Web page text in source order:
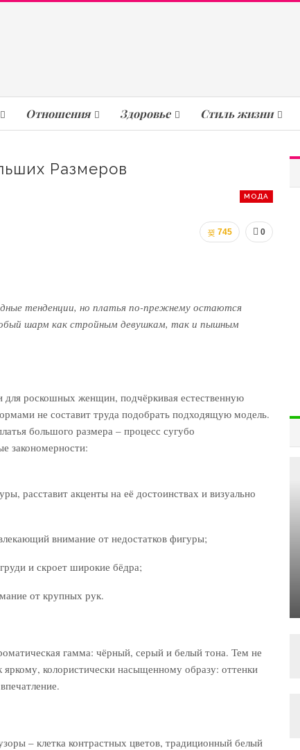
Отношения Здоровье Стиль жизни
Размеров
МОДА
0
745
тенденции, но платья по-прежнему остаются
шарм как стройным девушкам, так и пышным
роскошных женщин, подчёркивая естественную
не составит труда подобрать подходящую модель.
большого размера – процесс сугубо
закономерности:
расставит акценты на её достоинствах и визуально
внимание от недостатков фигуры;
и скроет широкие бёдра;
от крупных рук.
гамма: чёрный, серый и белый тона. Тем не
колористически насыщенному образу: оттенки
– клетка контрастных цветов, традиционный белый